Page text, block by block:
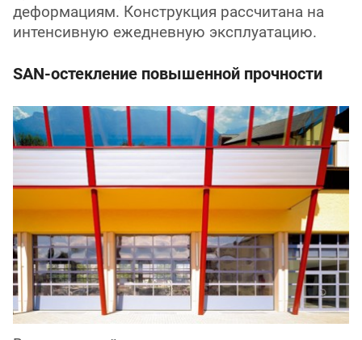
деформациям. Конструкция рассчитана на
интенсивную ежедневную эксплуатацию.
SAN-остекление повышенной прочности